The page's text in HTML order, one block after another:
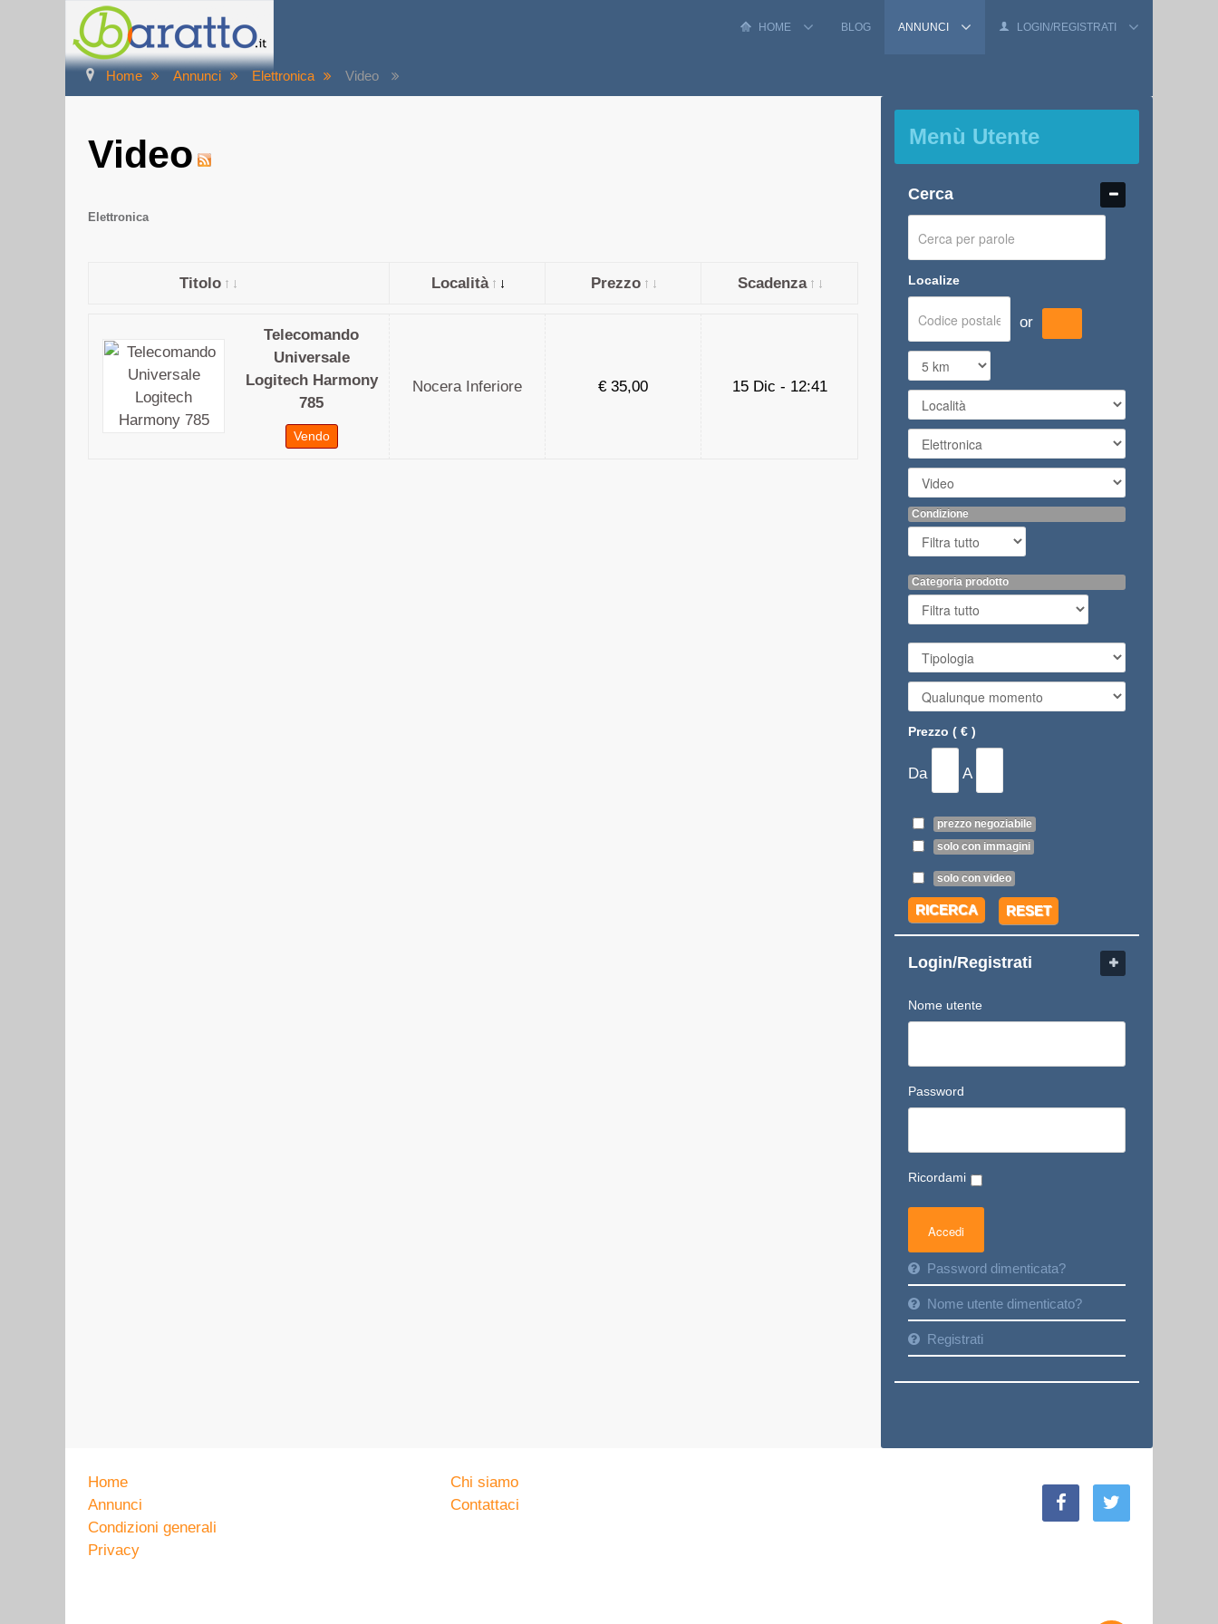
HOME BLOG ANNUNCI LOGIN/REGISTRATI
Home Annunci Elettronica Video
Video
Elettronica
Titolo Località Prezzo Scadenza
Telecomando
Universale
Logitech Harmony
785
Vendo
Nocera Inferiore € 35,00 15 Dic - 12:41
Menù Utente
Cerca
Localize
or
Condizione
Categoria prodotto
Prezzo ( € )
Da A
prezzo negoziabile
solo con immagini
solo con video
RICERCA RESET
Login/Registrati
Nome utente
Password
Ricordami
Password dimenticata?
Nome utente dimenticato?
Registrati
Home
Annunci
Condizioni generali
Privacy
Chi siamo
Contattaci